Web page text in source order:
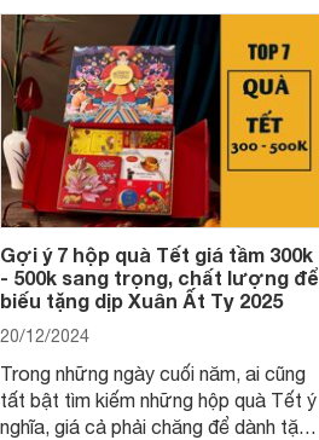
Gợi ý 7 hộp quà Tết giá tầm 300k
- 500k sang trọng, chất lượng để
biếu tặng dịp Xuân Ất Tỵ 2025
20/12/2024
Trong những ngày cuối năm, ai cũng
tất bật tìm kiếm những hộp quà Tết ý
nghĩa, giá cả phải chăng để dành tặng